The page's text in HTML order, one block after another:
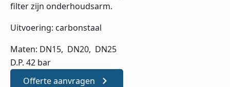
filter zijn onderhoudsarm.
Uitvoering: carbonstaal
Maten: DN15, DN20, DN25
D.P. 42 bar
Offerte aanvragen